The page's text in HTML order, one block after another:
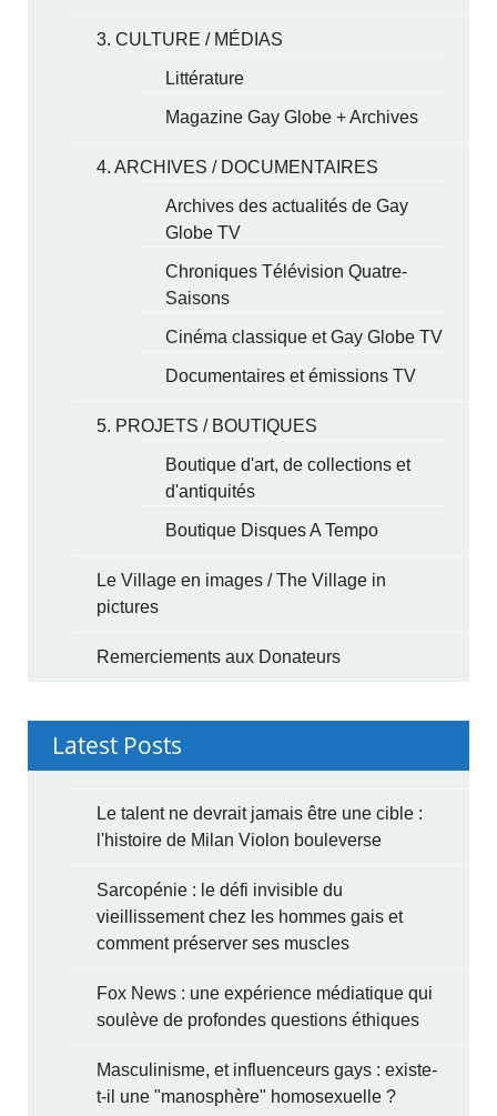
3. CULTURE / MÉDIAS
Littérature
Magazine Gay Globe + Archives
4. ARCHIVES / DOCUMENTAIRES
Archives des actualités de Gay
Globe TV
Chroniques Télévision Quatre-
Saisons
Cinéma classique et Gay Globe TV
Documentaires et émissions TV
5. PROJETS / BOUTIQUES
Boutique d'art, de collections et
d'antiquités
Boutique Disques A Tempo
Le Village en images / The Village in
pictures
Remerciements aux Donateurs
Latest Posts
Le talent ne devrait jamais être une cible :
l'histoire de Milan Violon bouleverse
Sarcopénie : le défi invisible du
vieillissement chez les hommes gais et
comment préserver ses muscles
Fox News : une expérience médiatique qui
soulève de profondes questions éthiques
Masculinisme, et influenceurs gays : existe-
t-il une "manosphère" homosexuelle ?